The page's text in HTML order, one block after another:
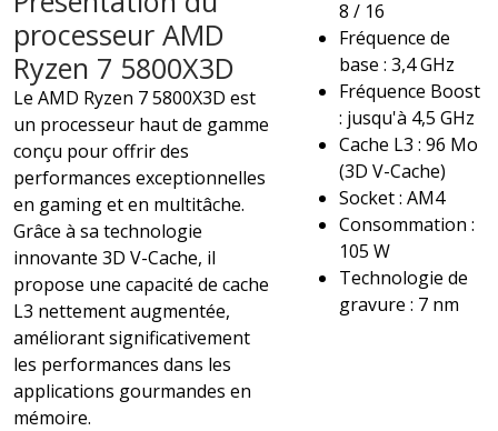
processeur AMD
Ryzen 7 5800X3D
Le AMD Ryzen 7 5800X3D est
un processeur haut de gamme
conçu pour offrir des
performances exceptionnelles
en gaming et en multitâche.
Grâce à sa technologie
innovante 3D V-Cache, il
propose une capacité de cache
L3 nettement augmentée,
améliorant significativement
les performances dans les
applications gourmandes en
mémoire.
8 / 16
Fréquence de
base : 3,4 GHz
Fréquence Boost
: jusqu'à 4,5 GHz
Cache L3 : 96 Mo
(3D V-Cache)
Socket : AM4
Consommation :
105 W
Technologie de
gravure : 7 nm